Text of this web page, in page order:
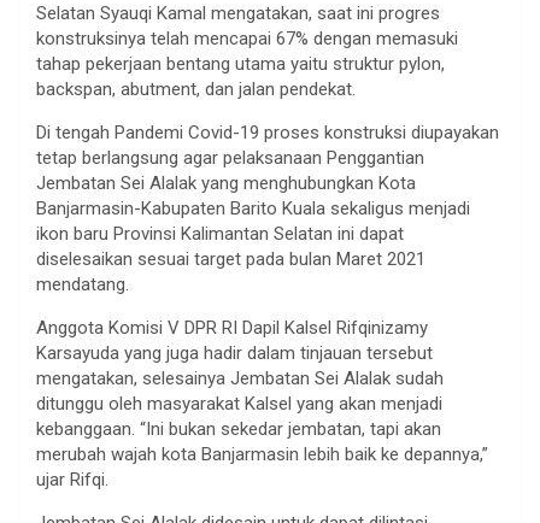
Selatan Syauqi Kamal mengatakan, saat ini progres
konstruksinya telah mencapai 67% dengan memasuki
tahap pekerjaan bentang utama yaitu struktur pylon,
backspan, abutment, dan jalan pendekat.
Di tengah Pandemi Covid-19 proses konstruksi diupayakan
tetap berlangsung agar pelaksanaan Penggantian
Jembatan Sei Alalak yang menghubungkan Kota
Banjarmasin-Kabupaten Barito Kuala sekaligus menjadi
ikon baru Provinsi Kalimantan Selatan ini dapat
diselesaikan sesuai target pada bulan Maret 2021
mendatang.
Anggota Komisi V DPR RI Dapil Kalsel Rifqinizamy
Karsayuda yang juga hadir dalam tinjauan tersebut
mengatakan, selesainya Jembatan Sei Alalak sudah
ditunggu oleh masyarakat Kalsel yang akan menjadi
kebanggaan. “Ini bukan sekedar jembatan, tapi akan
merubah wajah kota Banjarmasin lebih baik ke depannya,”
ujar Rifqi.